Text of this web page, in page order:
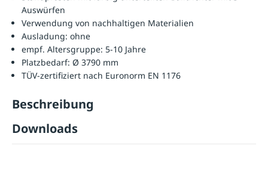
Auswürfen
Verwendung von nachhaltigen Materialien
Ausladung: ohne
empf. Altersgruppe: 5-10 Jahre
Platzbedarf: Ø 3790 mm
TÜV-zertifiziert nach Euronorm EN 1176
Beschreibung
Downloads